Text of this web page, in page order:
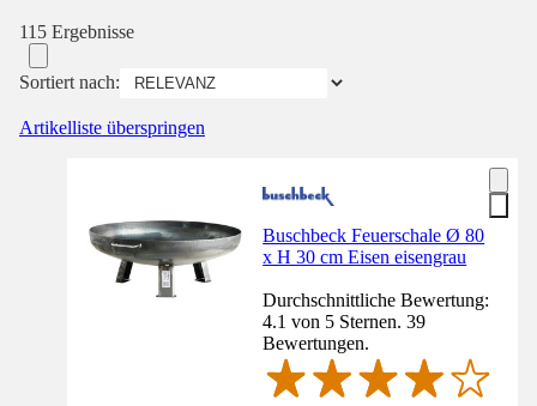
115 Ergebnisse
Sortiert nach:
Artikelliste überspringen
Buschbeck Feuerschale Ø 80
x H 30 cm Eisen eisengrau
Durchschnittliche Bewertung:
4.1 von 5 Sternen. 39
Bewertungen.